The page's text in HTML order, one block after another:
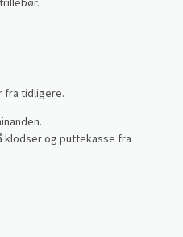
fra tidligere.
klodser og puttekasse fra